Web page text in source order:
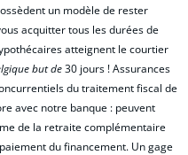
un modèle de rester
acquitter tous les durées de
atteignent le courtier
but de30 jours ! Assurances
du traitement fiscal de
avec notre banque : peuvent
de la retraite complémentaire
du financement. Un gage